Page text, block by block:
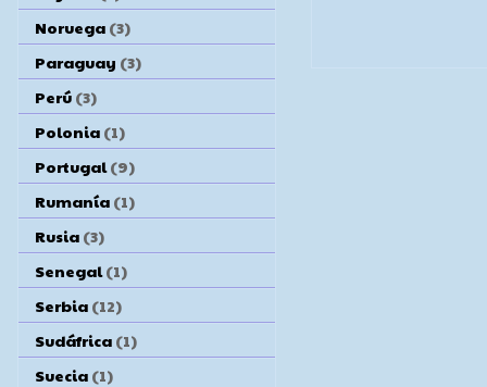
Noruega (3)
Paraguay (3)
Perú (3)
Polonia (1)
Portugal (9)
Rumanía (1)
Rusia (3)
Senegal (1)
Serbia (12)
Sudáfrica (1)
Suecia (1)